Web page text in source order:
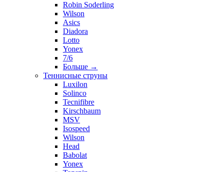
Robin Soderling
Wilson
Asics
Diadora
Lotto
Yonex
7/6
Больше →
Теннисные струны
Luxilon
Solinco
Tecnifibre
Kirschbaum
MSV
Isospeed
Wilson
Head
Babolat
Yonex